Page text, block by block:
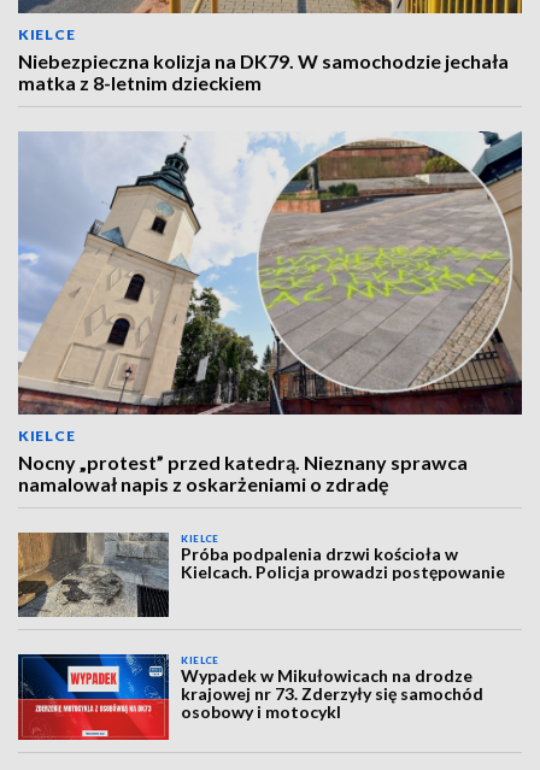
KIELCE
Niebezpieczna kolizja na DK79. W samochodzie jechała
matka z 8-letnim dzieckiem
KIELCE
Nocny „protest” przed katedrą. Nieznany sprawca
namalował napis z oskarżeniami o zdradę
KIELCE
Próba podpalenia drzwi kościoła w
Kielcach. Policja prowadzi postępowanie
KIELCE
Wypadek w Mikułowicach na drodze
krajowej nr 73. Zderzyły się samochód
osobowy i motocykl